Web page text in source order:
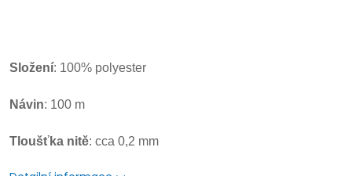
Složení: 100% polyester
Návin: 100 m
Tloušťka nitě: cca 0,2 mm